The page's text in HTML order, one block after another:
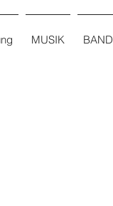
MUSIK BAND